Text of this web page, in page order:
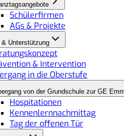
Schülerfirmen
AGs & Projekte
& Unterstützung
& Intervention
in die Oberstufe
von der Grundschule zur GE
Hospitationen
Kennenlernnachmittag
Tag der offenen Tür